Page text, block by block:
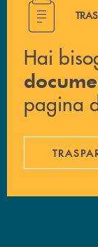
Hai bisogno
Hai
pagina